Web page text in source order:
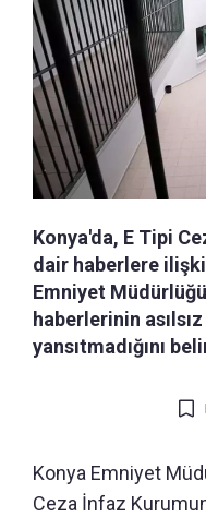
Konya'da, E Tipi
dair haberlere
Emniyet
haberlerinin
yansıtmadığını
Konya Emniyet
Ceza İnfaz